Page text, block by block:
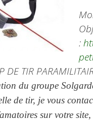
:
DE TIR
du groupe
de tir, je vous
sur votre